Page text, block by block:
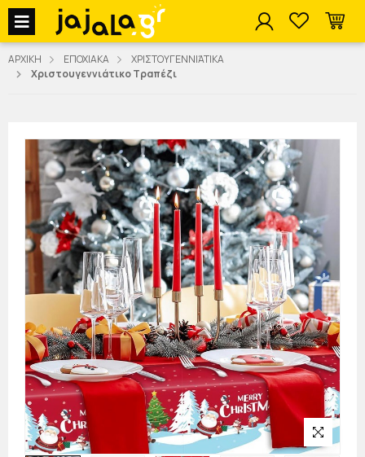
jajala Menu
ΑΡΧΙΚΗ ΕΠΟΧΙΑΚΑ
ΧΡΙΣΤΟΥΓΕΝΝΙΆΤΙΚΑ
Χριστουγεννιάτικο Τραπέζι